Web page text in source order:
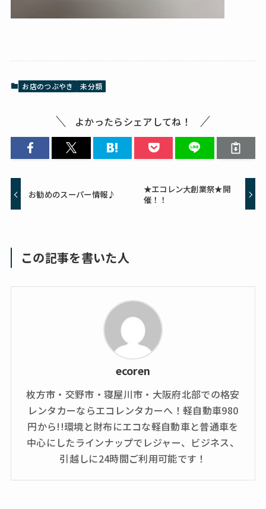
お店のつぶやき 未分類
よかったらシェアしてね！
お勧めのスーパー情報♪
★エコレン大創業祭★開
催！！
この記事を書いた人
ecoren
枚方市・交野市・寝屋川市・大阪府北部での格安
レンタカーならエコレンタカーへ！軽自動車980
円から!!環境と財布にエコな軽自動車と普通車を
中心にしたラインナップでレジャー、ビジネス、
引越しに24時間ご利用可能です！